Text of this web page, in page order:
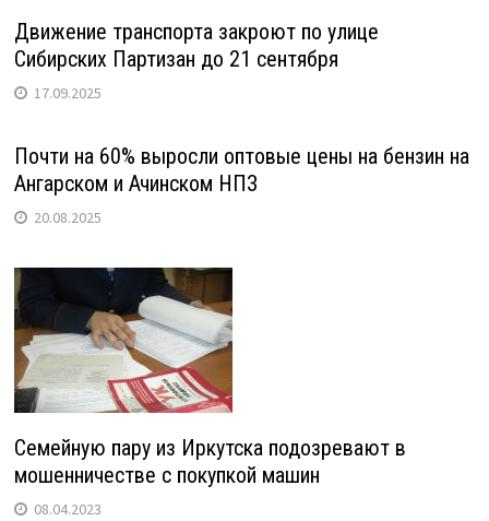
Движение транспорта закроют по улице
Сибирских Партизан до 21 сентября
17.09.2025
Почти на 60% выросли оптовые цены на бензин на
Ангарском и Ачинском НПЗ
20.08.2025
Семейную пару из Иркутска подозревают в
мошенничестве с покупкой машин
08.04.2023